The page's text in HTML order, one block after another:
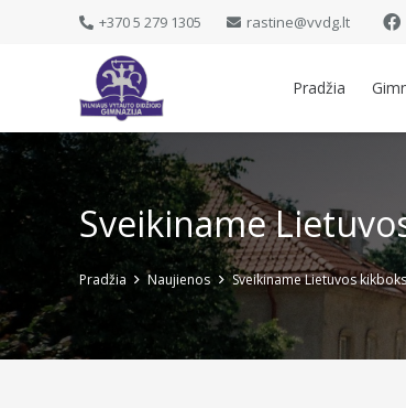
+370 5 279 1305 rastine@vvdg.lt
Pradžia
Sveikiname
Pradžia Naujienos Sveikiname Lietuvos